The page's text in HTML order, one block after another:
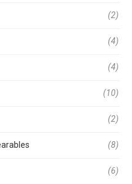
(2)
(4)
(4)
(10)
(2)
(8)
(6)